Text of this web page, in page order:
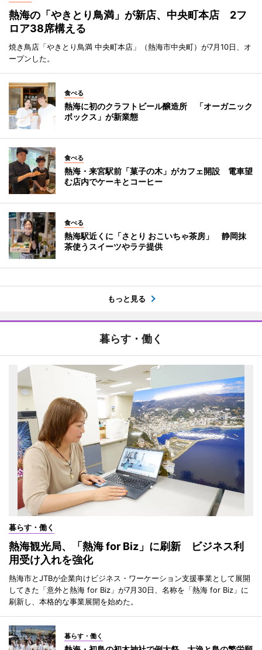
熱海の「やきとり鳥満」が新店、中央町本店 2フ
ロア38席構える
焼き鳥店「やきとり鳥満 中央町本店」（熱海市中央町）が7月10日、オ
ープンした。
食べる
熱海に初のクラフトビール醸造所 「オーガニック
ボックス」が新業態
食べる
熱海・来宮駅前「菓子の木」がカフェ開設 電車望
む店内でケーキとコーヒー
食べる
熱海駅近くに「さとり おこいちゃ茶房」 静岡抹
茶使うスイーツやラテ提供
もっと見る
暮らす・働く
暮らす・働く
熱海観光局、「熱海 for Biz」に刷新 ビジネス利
用受け入れを強化
熱海市とJTBが企業向けビジネス・ワーケーション支援事業として展開
してきた「意外と熱海 for Biz」が7月30日、名称を「熱海 for Biz」に
刷新し、本格的な事業展開を始めた。
暮らす・働く